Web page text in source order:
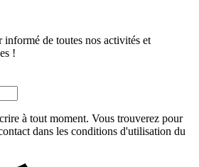
de toutes nos activités et
!
à tout moment. Vous trouverez pour
dans les conditions d'utilisation du